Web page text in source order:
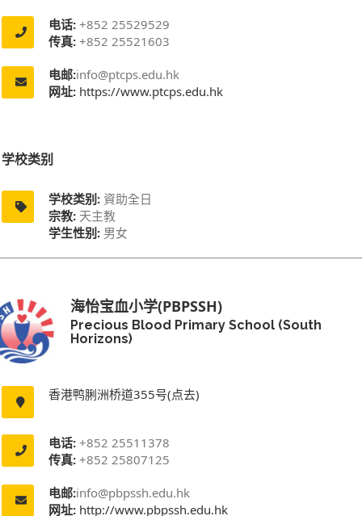
电话: +852 25529529
传真: +852 25521603
电邮:info@ptcps.edu.hk
网址: https://www.ptcps.edu.hk
学校类别
学校类别: 資助全日
宗教: 天主教
学生性别: 男女
海怡宝血小学(PBPSSH)
Precious Blood Primary School (South
Horizons)
香港鸭脷洲桥道355号(点去)
电话: +852 25511378
传真: +852 25807125
电邮:info@pbpssh.edu.hk
网址: http://www.pbpssh.edu.hk